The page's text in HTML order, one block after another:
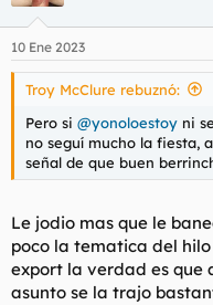
o
n
e
s
10 Ene 2023
Troy McClure rebuznó:
Pero si @yonoloestoy ni
no seguí mucho la fiesta,
señal de que buen
Le jodio mas que le
poco la tematica del hilo
export la verdad es que
asunto se la trajo